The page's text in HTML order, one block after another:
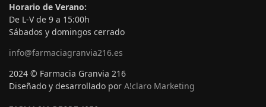
Horario de Verano:
De L-V de 9 a 15:00h
Sábados y domingos cerrado
info@farmaciagranvia216.es
2024 © Farmacia Granvia 216
Diseñado y desarrollado por A!claro Marketing